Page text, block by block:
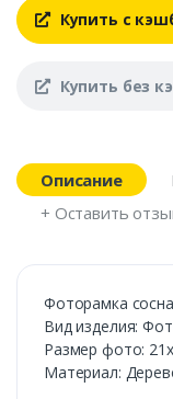
Купить с
Купить без
Описание
+ Оставить
Фоторамка
Вид изделия:
Размер фото:
Материал: